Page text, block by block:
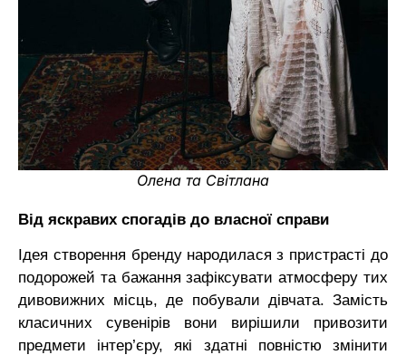
Олена та Світлана
Від яскравих спогадів до власної справи
Ідея створення бренду народилася з пристрасті до
подорожей та бажання зафіксувати атмосферу тих
дивовижних місць, де побували дівчата. Замість
класичних сувенірів вони вирішили привозити
предмети інтер’єру, які здатні повністю змінити